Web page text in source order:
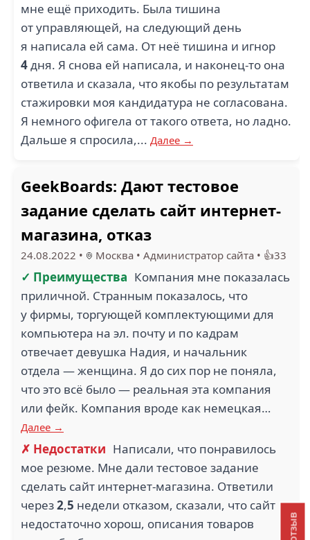
мне ещё приходить. Была тишина
от управляющей, на следующий день
я написала ей сама. От неё тишина и игнор
4дня. Я снова ей написала, и наконец-то она
ответила и сказала, что якобы по результатам
стажировки моя кандидатура не согласована.
Я немного офигела от такого ответа, но ладно.
Дальше я спросила,... Далее →
GeekBoards: Дают тестовое
задание сделать сайт интернет-
магазина, отказ
24.08.2022 • Москва • Администратор сайта • 👍33
✓ Преимущества Компания мне показалась
приличной. Странным показалось, что
у фирмы, торгующей комплектующими для
компьютера на эл. почту и по кадрам
отвечает девушка Надия, и начальник
отдела — женщина. Я до сих пор не поняла,
что это всё было — реальная эта компания
или фейк. Компания вроде как немецкая…
Далее →
✗ Недостатки Написали, что понравилось
мое резюме. Мне дали тестовое задание
сделать сайт интернет-магазина. Ответили
через2,5 недели отказом, сказали, что сайт
недостаточно хорош, описания товаров